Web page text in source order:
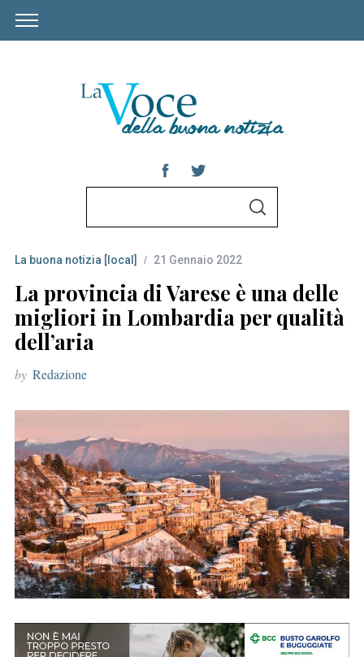
r
c
h
f
o
r
S
La buona notizia [local] 21 Gennaio 2022
La provincia di Varese è una delle
migliori in Lombardia per qualità
dell’aria
by Redazione